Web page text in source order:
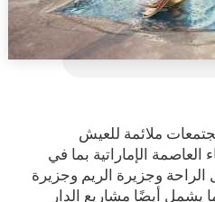
ملائمة للعيش
الإماراتية بما في
وجزيرة الريم وجزيرة
أيضًا مشاريع الدار